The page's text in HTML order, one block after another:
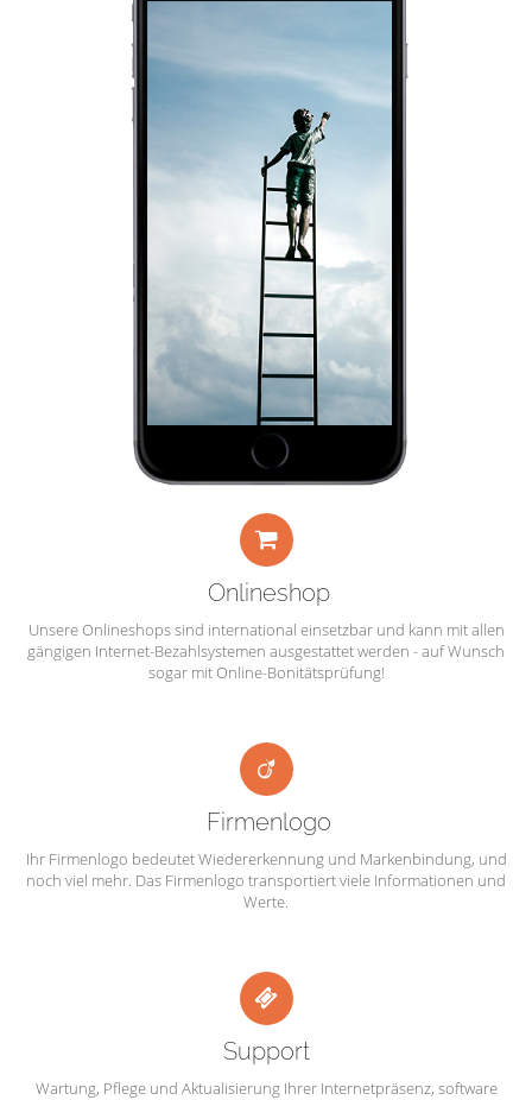
Onlineshop
Unsere Onlineshops sind international einsetzbar und kann mit allen
gängigen Internet-Bezahlsystemen ausgestattet werden - auf Wunsch
sogar mit Online-Bonitätsprüfung!
Firmenlogo
Ihr Firmenlogo bedeutet Wiedererkennung und Markenbindung, und
noch viel mehr. Das Firmenlogo transportiert viele Informationen und
Werte.
Support
Wartung, Pflege und Aktualisierung Ihrer Internetpräsenz, software